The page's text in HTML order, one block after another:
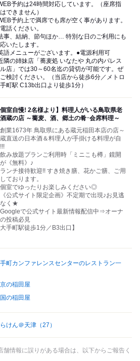
予約は24時間対応しています。（座席指
できません）
予約上で満席でも席が空く事があります。
話ください。
事、結納、節句ほか… 特別な日のご利用にも
いたします。
語メニューがございます。●電源利用可
隣の姉妹店「蕎麦処 いなたや 丸の内パレス
店」では30～60名迄の貸切が可能です。ぜ
検討ください。（当店から徒歩6分／メトロ
町駅 C13b出口より徒歩1分）
個室自慢! 2名様より】料理人がいる鳥取県老
蔵の店 ～蕎麦、酒、郷土の肴･会席料理～
業1673年 鳥取県にある蔵元稲田本店の店～
蔵直送の日本酒＆料理人が手掛ける料理が自
飲み放題プランご利用時「ミニこも樽」鏡開
《無料》♪
ランチ接待歓迎!! すき焼き膳、花かご膳、ご用
ております。
室でゆったりお楽しみください◎
《公式サイト限定企画》不定期で出現♪お見逃
なく★
で公式サイト最新情報配信中⇒オーナ
投稿必見
大手町駅徒歩1分／B3出口】
町カンファレンスセンターのレストラン一
の稲田屋
の稲田屋
けん＠天津 （27）
情報に誤りがある場合は、以下からご報告く